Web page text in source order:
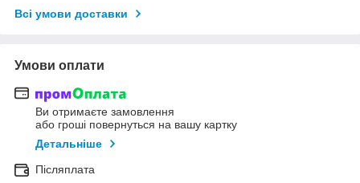
Всі умови доставки
Умови оплати
Ви отримаєте замовлення
або гроші повернуться на вашу картку
Детальніше
Післяплата